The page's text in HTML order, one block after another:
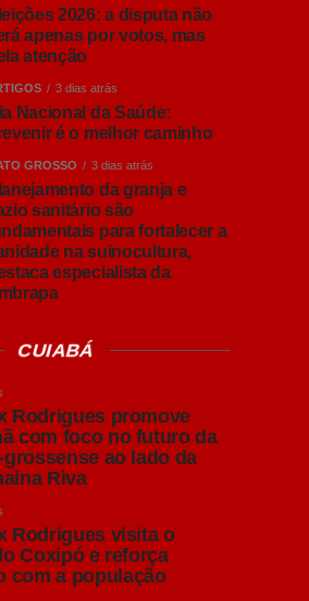
2026: a disputa não
apenas por votos, mas
atenção
3 dias atrás
Nacional da Saúde:
é o melhor caminho
GROSSO 3 dias atrás
da granja e
sanitário são
para fortalecer a
na suinocultura,
especialista da
CUIABÁ
Rodrigues promove
com foco no futuro da
ao lado da
Riva
Rodrigues visita o
Coxipó e reforça
com a população